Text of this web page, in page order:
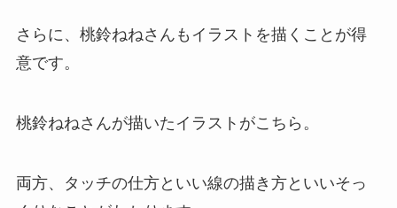
さらに、桃鈴ねねさんもイラストを描くことが得
意です。
桃鈴ねねさんが描いたイラストがこちら。
両方、タッチの仕方といい線の描き方といいそっ